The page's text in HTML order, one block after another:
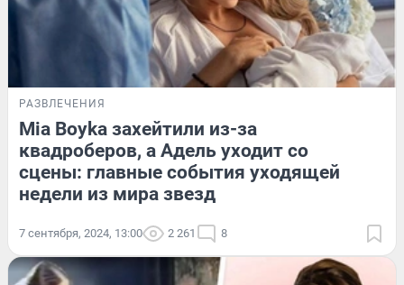
РАЗВЛЕЧЕНИЯ
Mia Boyka захейтили из-за
квадроберов, а Адель уходит со
сцены: главные события уходящей
недели из мира звезд
7 сентября, 2024, 13:00 2 261 8